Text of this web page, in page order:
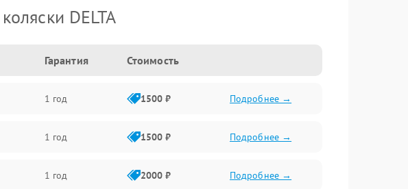
DELTA
Гарантия Стоимость
1 год 1500 ₽ Подробнее →
1 год 1500 ₽ Подробнее →
1 год 2000 ₽ Подробнее →